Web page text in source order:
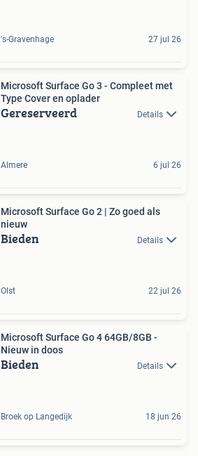
's-Gravenhage 27 jul 26
Microsoft Surface Go 3 - Compleet met
Type Cover en oplader
Gereserveerd Details
Almere 6 jul 26
Microsoft Surface Go 2 | Zo goed als
nieuw
Bieden Details
Olst 22 jul 26
Microsoft Surface Go 4 64GB/8GB -
Nieuw in doos
Bieden Details
Broek op Langedijk 18 jun 26